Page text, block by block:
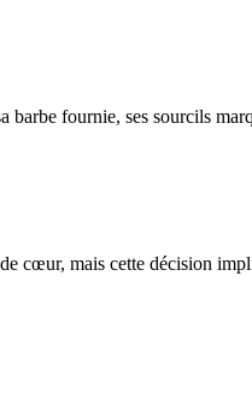
barbe fournie, ses sourcils
cœur, mais cette décision